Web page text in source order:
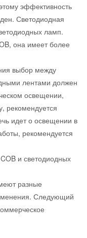
эффективность
Светодиодная
ламп.
она имеет более
выбор между
лентами должен
освещении,
рекомендуется
идет о освещении в
рекомендуется
и светодиодных
разные
Следующий